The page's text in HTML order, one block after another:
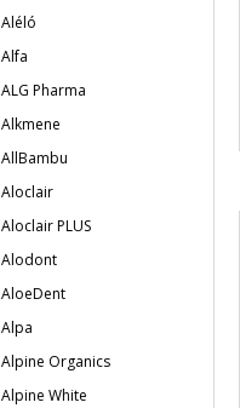
Aléló
Alfa
ALG Pharma
Alkmene
AllBambu
Aloclair
Aloclair PLUS
Alodont
AloeDent
Alpa
Alpine Organics
Alpine White